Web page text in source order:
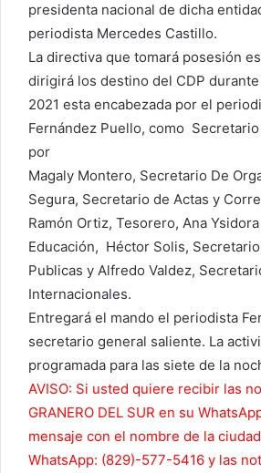
presidenta nacional de dicha
periodista Mercedes Castillo.
La directiva que tomará posesión
dirigirá los destino del CDP
2021 esta encabezada por el
Fernández Puello, como
por
Magaly Montero, Secretario De
Segura, Secretario de Actas y
Ramón Ortiz, Tesorero, Ana
Educación, Héctor Solis,
Publicas y Alfredo Valdez,
Internacionales.
Entregará el mando el periodista
secretario general saliente. La
programada para las siete de la
AVISO: Si usted quiere recibir las
GRANERO DEL SUR en su
mensaje con el nombre de la
WhatsApp: (829)-577-5416 y las